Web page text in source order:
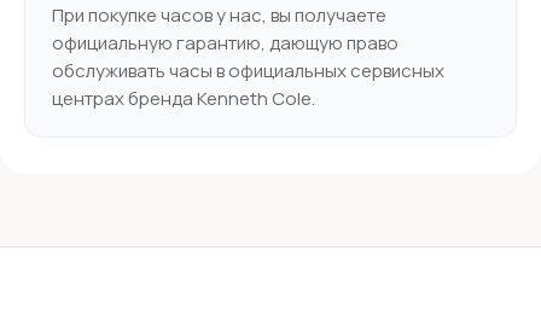
При покупке часов у нас, вы получаете
официальную гарантию, дающую право
обслуживать часы в официальных сервисных
центрах бренда Kenneth Cole.